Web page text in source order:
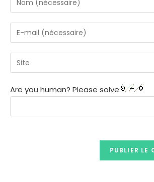
Are you human? Please solve: